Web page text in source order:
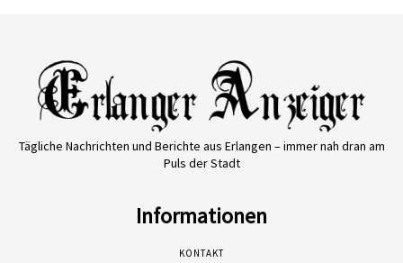
Tägliche Nachrichten und Berichte aus Erlangen – immer nah dran am
Puls der Stadt
Informationen
KONTAKT